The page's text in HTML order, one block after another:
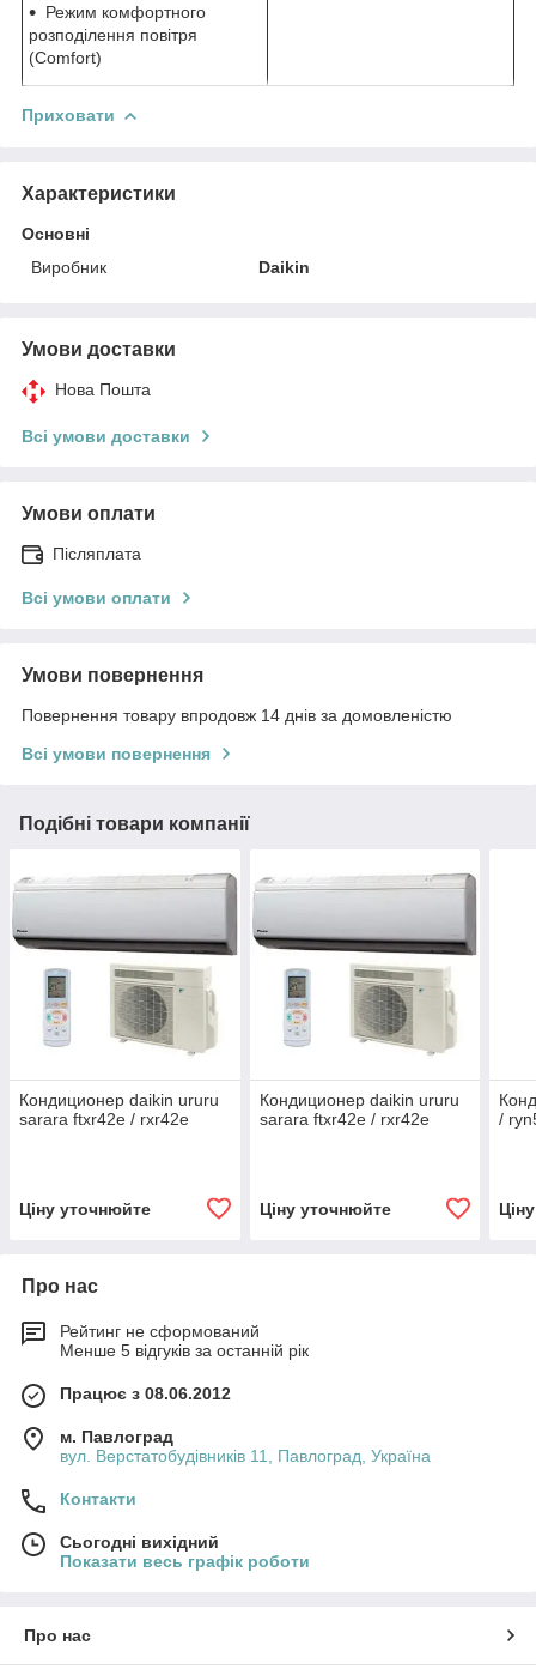
Режим комфортного
розподілення повітря
(Comfort)
Приховати
Характеристики
Основні
Виробник
Daikin
Умови доставки
Нова Пошта
Всі умови доставки
Умови оплати
Післяплата
Всі умови оплати
Умови повернення
Повернення товару впродовж 14 днів за домовленістю
Всі умови повернення
Подібні товари компанії
Кондиционер daikin ururu
sarara ftxr42e / rxr42e
Ціну уточнюйте
Кондиционер daikin ururu
sarara ftxr42e / rxr42e
Ціну уточнюйте
/
Про нас
Рейтинг не сформований
Менше 5 відгуків за останній рік
Працює з 08.06.2012
м. Павлоград
вул. Верстатобудівників 11, Павлоград, Україна
Контакти
Сьогодні вихідний
Показати весь графік роботи
Про нас